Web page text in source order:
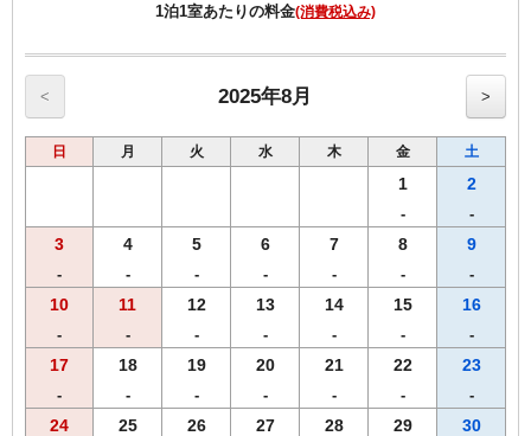
1泊1室あたりの料金(消費税込み)
< 2025年8月 >
日 月 火 水 木 金 土
1
-
2
-
3
-
4
-
5
-
6
-
7
-
8
-
9
-
10
-
11
-
12
-
13
-
14
-
15
-
16
-
17
-
18
-
19
-
20
-
21
-
22
-
23
-
24 25 26 27 28 29 30